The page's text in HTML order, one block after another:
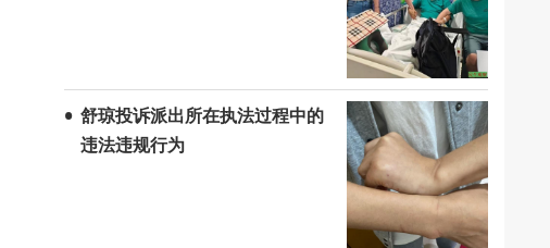
舒琼投诉派出所在执法过程中的
违法违规行为